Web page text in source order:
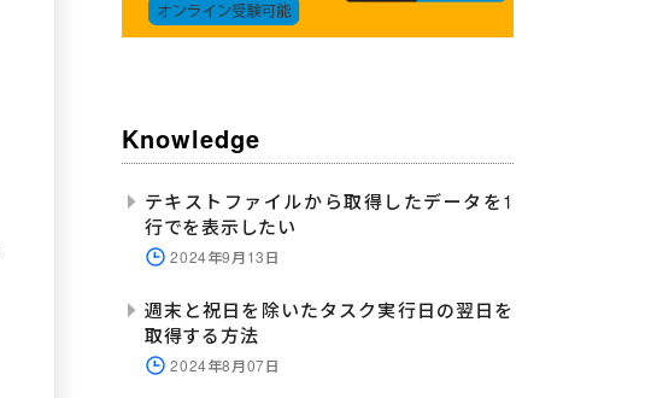
Knowledge
テキストファイルから取得したデータを1
行でを表示したい
2024年9月13日
週末と祝日を除いたタスク実行日の翌日を
取得する方法
2024年8月07日